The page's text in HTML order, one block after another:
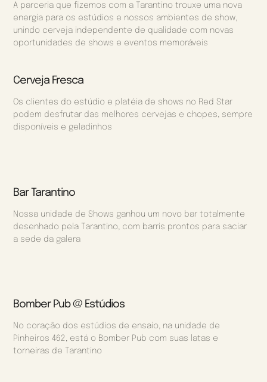
A parceria que fizemos com a Tarantino trouxe uma nova
energia para os estúdios e nossos ambientes de show,
unindo cerveja independente de qualidade com novas
oportunidades de shows e eventos memoráveis
Cerveja Fresca
Os clientes do estúdio e platéia de shows no Red Star
podem desfrutar das melhores cervejas e chopes, sempre
disponíveis e geladinhos
Bar Tarantino
Nossa unidade de Shows ganhou um novo bar totalmente
desenhado pela Tarantino, com barris prontos para saciar
a sede da galera
Bomber Pub @ Estúdios
No coração dos estúdios de ensaio, na unidade de
Pinheiros 462, está o Bomber Pub com suas latas e
torneiras de Tarantino